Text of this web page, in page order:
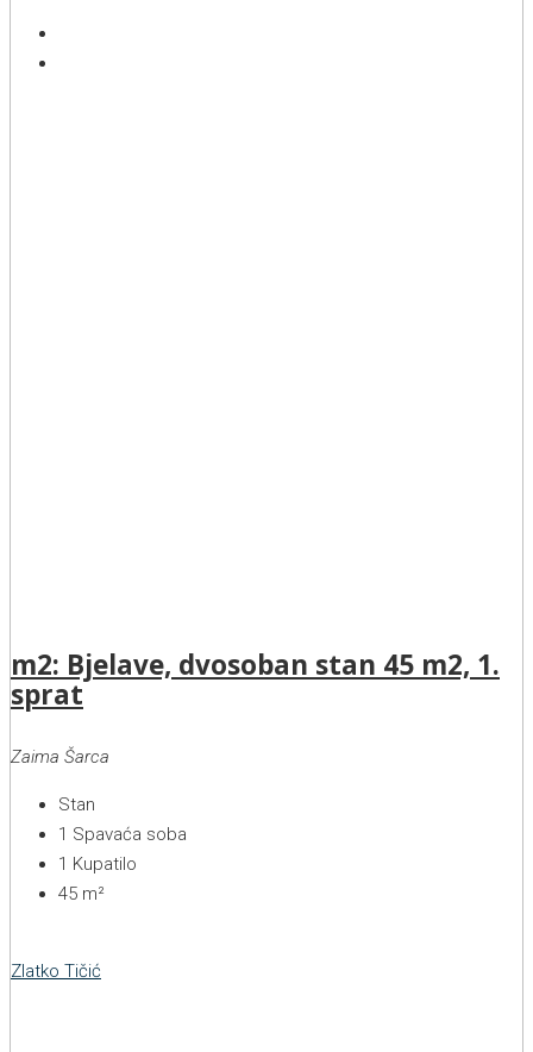
m2: Bjelave, dvosoban stan 45 m2, 1.
sprat
Zaima Šarca
Stan
1 Spavaća soba
1 Kupatilo
45 m²
Zlatko Tičić